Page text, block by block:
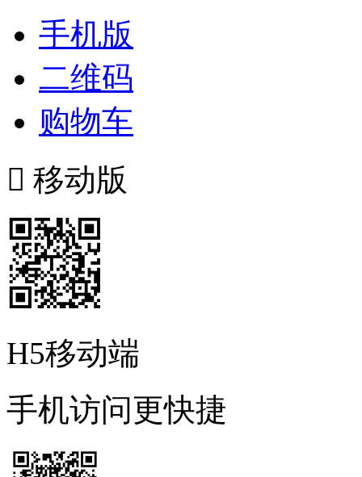
手机版
二维码
购物车
 移动版
H5移动端
手机访问更快捷